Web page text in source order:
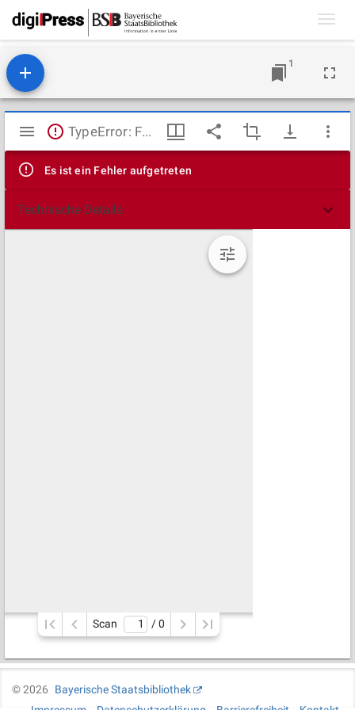
1
Mirador
Viewer
TypeError: Failed to fetch
Es ist ein Fehler aufgetreten
Technische Details
Scan / 0
©2026
Bayerische Staatsbibliothek